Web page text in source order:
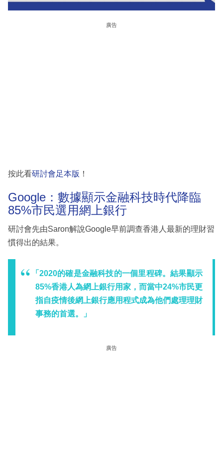
廣告
按此看研討會足本版 ！
Google：數據顯示金融科技時代降臨
85%市民選用網上銀行
研討會先由Saron解說Google早前調查香港人最新的理財習
慣得出的結果。
「2020的確是金融科技的一個里程碑。結果顯示
85%香港人為網上銀行用家，而當中24%市民更
指自疫情後網上銀行應用程式成為他們處理理財
事務的首選。」
廣告